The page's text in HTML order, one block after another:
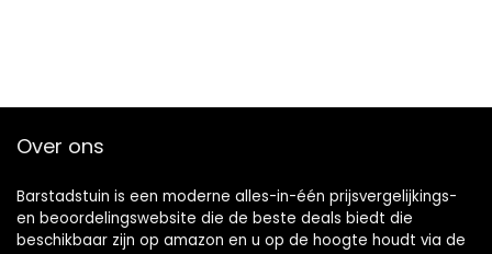
Over ons
Barstadstuin is een moderne alles-in-één prijsvergelijkings-
en beoordelingswebsite die de beste deals biedt die
beschikbaar zijn op amazon en u op de hoogte houdt via de